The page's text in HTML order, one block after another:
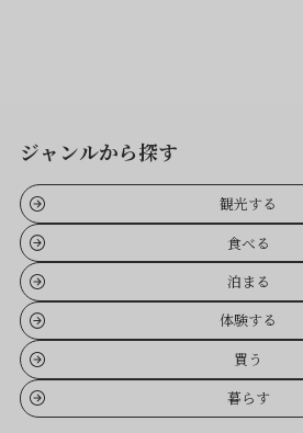
ジャンルから探す
観光する
食べる
泊まる
体験する
買う
暮らす